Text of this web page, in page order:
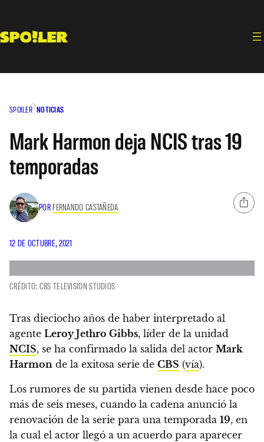
contenido
SPOILER NOTICIAS
Mark Harmon deja NCIS tras 19
temporadas
POR FERNANDO CASTAÑEDA
12 DE OCTUBRE, 2021
CRÉDITO: CBS TELEVISION STUDIOS
Tras dieciocho años de haber interpretado al
agente Leroy Jethro Gibbs, líder de la unidad
NCIS, se ha confirmado la salida del actor Mark
Harmon de la exitosa serie de CBS (vía).
Los rumores de su partida vienen desde hace poco
más de seis meses, cuando la cadena anunció la
renovación de la serie para una temporada 19, en
la cual el actor llegó a un acuerdo para aparecer